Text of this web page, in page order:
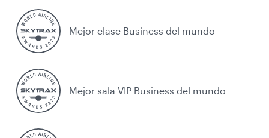
Mejor clase Business del mundo
Mejor sala VIP Business del mundo